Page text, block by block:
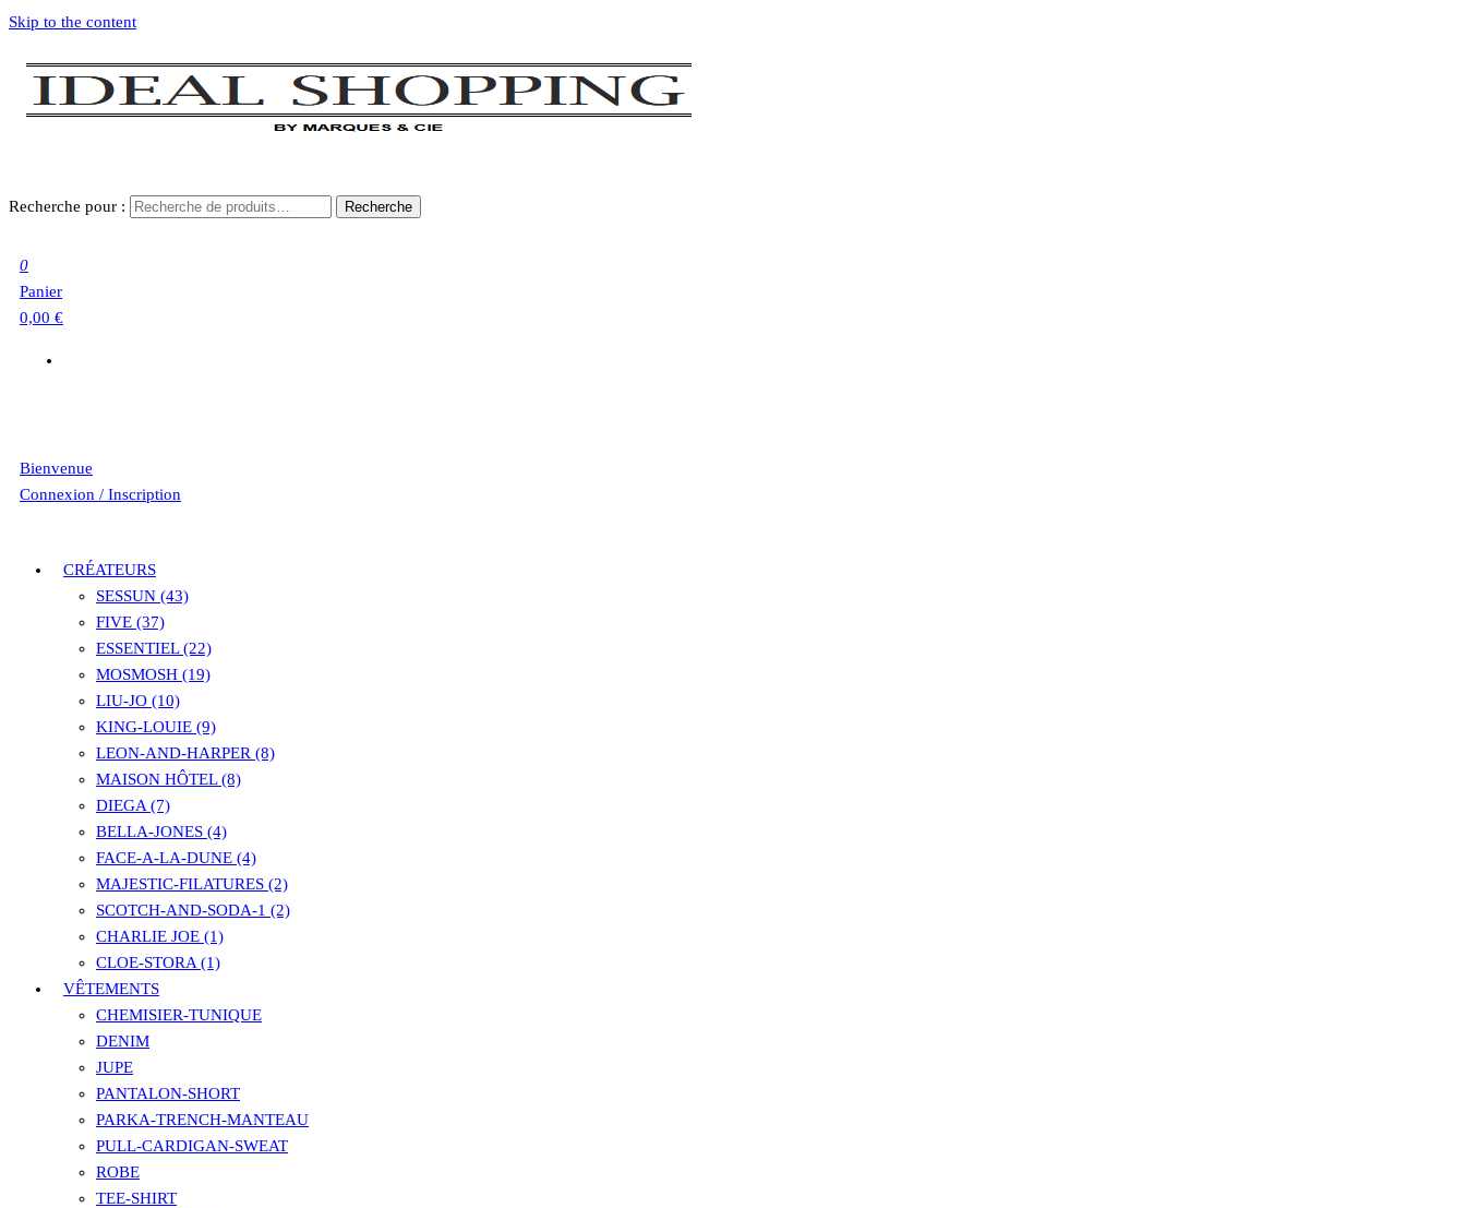
Skip to the content
Recherche pour : Recherche
0
Panier
0,00 €
Bienvenue
Connexion / Inscription
CRÉATEURS
SESSUN (43)
FIVE (37)
ESSENTIEL (22)
MOSMOSH (19)
LIU-JO (10)
KING-LOUIE (9)
LEON-AND-HARPER (8)
MAISON HÔTEL (8)
DIEGA (7)
BELLA-JONES (4)
FACE-A-LA-DUNE (4)
MAJESTIC-FILATURES (2)
SCOTCH-AND-SODA-1 (2)
CHARLIE JOE (1)
CLOE-STORA (1)
VÊTEMENTS
CHEMISIER-TUNIQUE
DENIM
JUPE
PANTALON-SHORT
PARKA-TRENCH-MANTEAU
PULL-CARDIGAN-SWEAT
ROBE
TEE-SHIRT